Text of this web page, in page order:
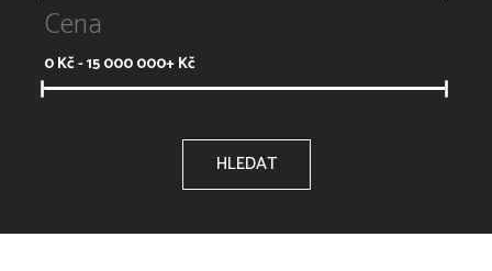
Cena
0Kč -15 000 000+Kč
HLEDAT